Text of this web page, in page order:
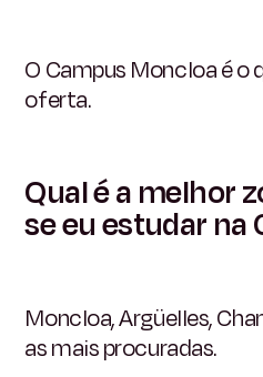
O Campus Moncloa é o
oferta.
Qual é a melhor
se eu estudar
Moncloa, Argüelles,
as mais procuradas.